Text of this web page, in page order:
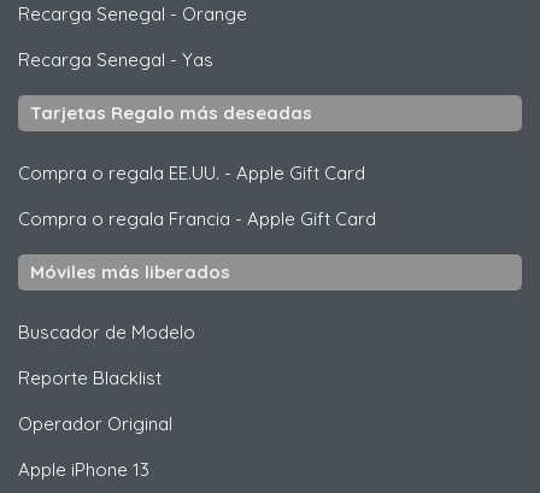
Recarga Senegal - Orange
Recarga Senegal - Yas
Tarjetas Regalo más deseadas
Compra o regala EE.UU. - Apple Gift Card
Compra o regala Francia - Apple Gift Card
Móviles más liberados
Buscador de Modelo
Reporte Blacklist
Operador Original
Apple iPhone 13